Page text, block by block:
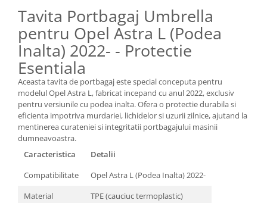
Vopsitorie, Chituri si Adezivi
Curatare si Detailing Exterior
Articole Auto Sezoniere
Produse de Iarna
Cabluri Pornire
Produse de Vara
Blog
Tavita Portbagaj Umbrella
pentru Opel Astra L (Podea
Inalta) 2022- - Protectie
Esentiala
Aceasta tavita de portbagaj este special conceputa pentru
modelul Opel Astra L, fabricat incepand cu anul 2022, exclusiv
pentru versiunile cu podea inalta. Ofera o protectie durabila si
eficienta impotriva murdariei, lichidelor si uzurii zilnice, ajutand la
mentinerea curateniei si integritatii portbagajului masinii
dumneavoastra.
Caracteristica
Detalii
Compatibilitate
Opel Astra L (Podea Inalta) 2022-
Material
TPE (cauciuc termoplastic)